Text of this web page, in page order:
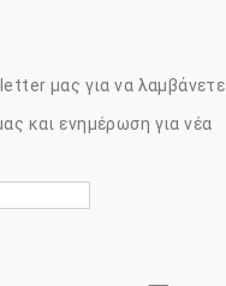
μας για να λαμβάνετε
και ενημέρωση για νέα